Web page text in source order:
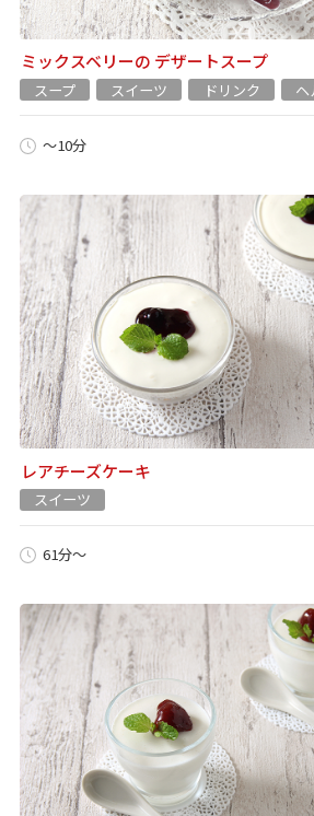
ミックスベリーの デザートスープ
スープ スイーツ ドリンク ヘ
～10分
レアチーズケーキ
スイーツ
61分～